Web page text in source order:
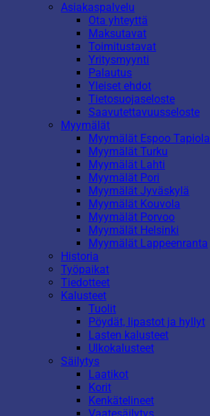
Asiakaspalvelu
Ota yhteyttä
Maksutavat
Toimitustavat
Yritysmyynti
Palautus
Yleiset ehdot
Tietosuojaseloste
Saavutettavuusseloste
Myymälät
Myymälät Espoo Tapiola
Myymälät Turku
Myymälät Lahti
Myymälät Pori
Myymälät Jyväskylä
Myymälät Kouvola
Myymälät Porvoo
Myymälät Helsinki
Myymälät Lappeenranta
Historia
Työpaikat
Tiedotteet
Kalusteet
Tuolit
Pöydät, lipastot ja hyllyt
Lasten kalusteet
Ulkokalusteet
Säilytys
Laatikot
Korit
Kenkätelineet